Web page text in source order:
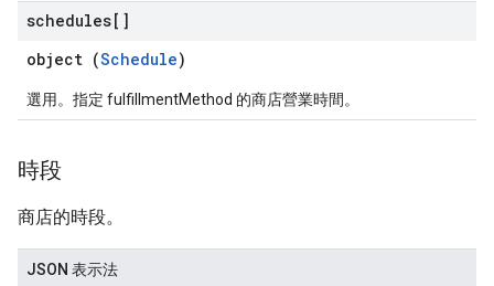
schedules[]
object (Schedule)
選用。指定 fulfillmentMethod 的商店營業時間。
時段
商店的時段。
JSON 表示法